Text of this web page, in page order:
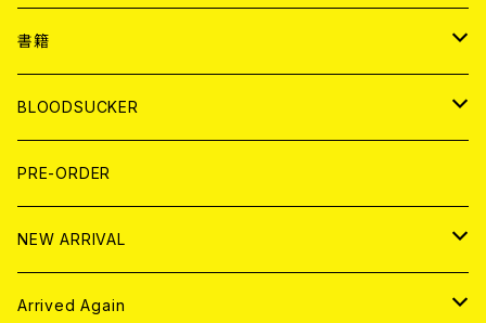
７EP
LP
WORLD
7EP
LP
JAPAN
T-shirt
HOOD
WORLD
T-shirt
HOOD
書籍
MAGAZINE
BOLLOCKS
EL ZINE
写真集 (PHOTOBOOK)
BLOODSUCKER
CD
アナログ
アパレル
PRE-ORDER
NEW ARRIVAL
CD
Arrived Again